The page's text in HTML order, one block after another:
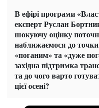
В ефірі програми
експерт Руслан
шокуючу оцінку
наближаємося до
«поганим» та «дуже
західна підтримка
та до чого варто
цієї осені?